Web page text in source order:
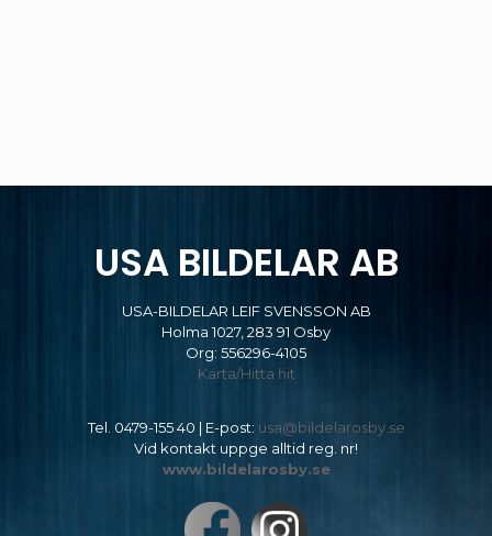
USA BILDELAR AB
USA-BILDELAR LEIF SVENSSON AB
Holma 1027, 283 91 Osby
Org: 556296-4105
Karta/Hitta hit
Tel. 0479-155 40 | E-post: usa@bildelarosby.se
Vid kontakt uppge alltid reg. nr!
www.bildelarosby.se